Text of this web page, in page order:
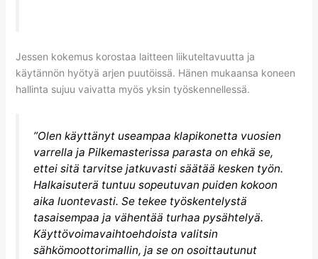
Jessen kokemus korostaa laitteen liikuteltavuutta ja
käytännön hyötyä arjen puutöissä. Hänen mukaansa koneen
hallinta sujuu vaivatta myös yksin työskennellessä.
”Olen käyttänyt useampaa klapikonetta vuosien
varrella ja Pilkemasterissa parasta on ehkä se,
ettei sitä tarvitse jatkuvasti säätää kesken työn.
Halkaisuterä tuntuu sopeutuvan puiden kokoon
aika luontevasti. Se tekee työskentelystä
tasaisempaa ja vähentää turhaa pysähtelyä.
Käyttövoimavaihtoehdoista valitsin
sähkömoottorimallin, ja se on osoittautunut